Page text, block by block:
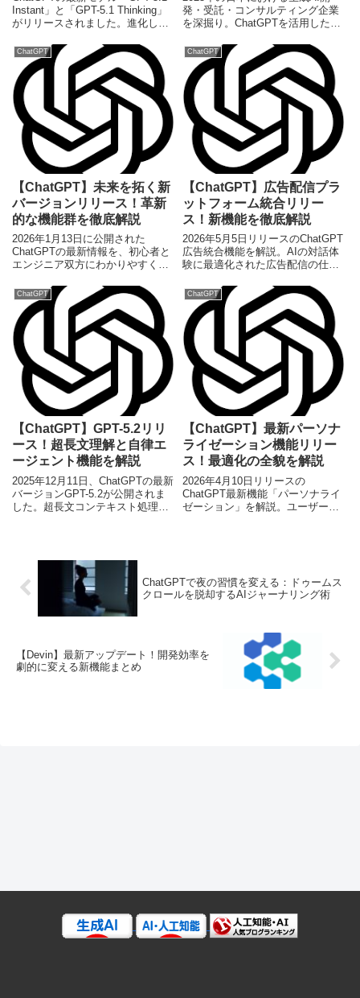
Instant」と「GPT-5.1 Thinking」
がリリースされました。進化した
体験が大きく向上します。
発・受託・コンサルティング企業
を深掘り。ChatGPTを活用した具
略、初心者からエンジニアまで役
立つ情報を解説します。
ChatGPT
【ChatGPT】未来を拓く新
バージョンリリース！革新
的な機能群を徹底解説
2026年1月13日に公開された
ChatGPTの最新情報を、初心者と
エンジニア双方にわかりやすく解
細、具体的な活用例まで網羅し、
AIの未来を展望します。
ChatGPT
【ChatGPT】広告配信プラ
ットフォーム統合リリー
ス！新機能を徹底解説
2026年5月5日リリースのChatGPT
広告統合機能を解説。AIの対話体
験に最適化された広告配信の仕組
らエンジニアまでわかりやすく紹
介します。
ChatGPT
【ChatGPT】GPT-5.2リリ
ース！超長文理解と自律エ
ージェント機能を解説
2025年12月11日、ChatGPTの最新
バージョンGPT-5.2が公開されま
した。超長文コンテキスト処理、
ChatGPT
【ChatGPT】最新パーソナ
ライゼーション機能リリー
ス！最適化の全貌を解説
2026年4月10日リリースの
ChatGPT最新機能「パーソナライ
ゼーション」を解説。ユーザーの
ChatGPTで夜の習慣を変える：ドゥームス
クロールを脱却するAIジャーナリング術
【Devin】最新アップデート！開発効率を
劇的に変える新機能まとめ